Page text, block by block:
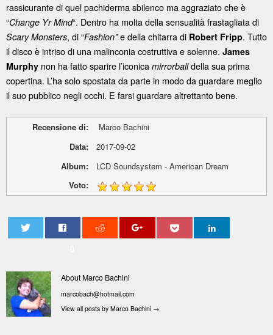
rassicurante di quel pachiderma sbilenco ma aggraziato che è
“Change Yr Mind“. Dentro ha molta della sensualità frastagliata di
Scary Monsters, di “Fashion”e della chitarra di Robert Fripp. Tutto
il disco è intriso di una malinconia costruttiva e solenne. James
Murphy non ha fatto sparire l’iconica mirrorballdella sua prima
copertina. L’ha solo spostata da parte in modo da guardare meglio
il suo pubblico negli occhi. E farsi guardare altrettanto bene.
Recensione di:
Marco Bachini
Data:
2017-09-02
Album:
LCD Soundsystem - American Dream
Voto:
About Marco Bachini
marcobach@hotmail.com
View all posts by Marco Bachini →